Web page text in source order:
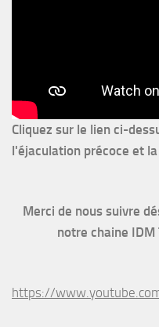
Cliquez sur le lien ci-
l'éjaculation précoce et
Merci de nous suivre
notre chaine
https://